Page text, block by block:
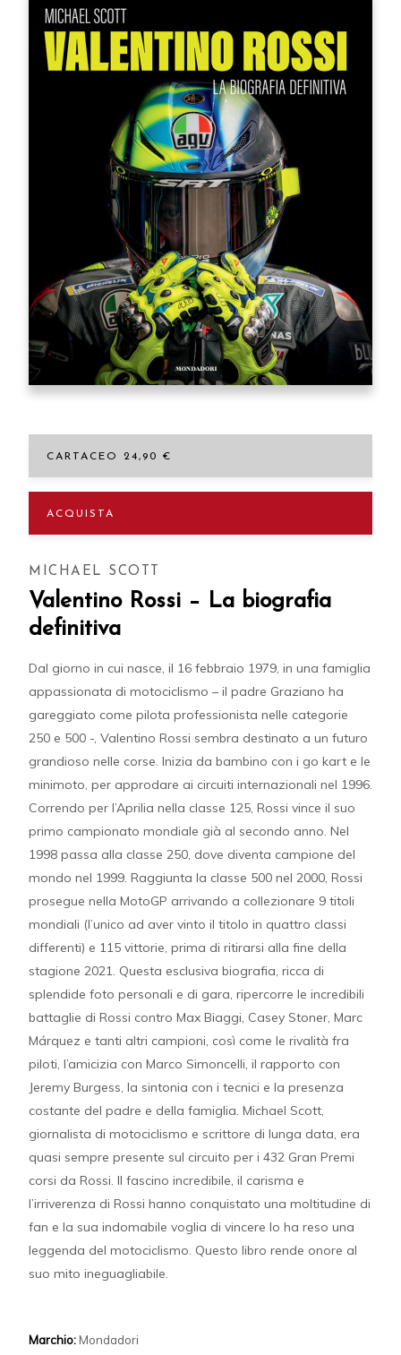
CARTACEO 24,90 €
ACQUISTA
MICHAEL SCOTT
Valentino Rossi – La biografia
definitiva
Dal giorno in cui nasce, il 16 febbraio 1979, in una famiglia
appassionata di motociclismo – il padre Graziano ha
gareggiato come pilota professionista nelle categorie
250 e 500 -, Valentino Rossi sembra destinato a un futuro
grandioso nelle corse. Inizia da bambino con i go kart e le
minimoto, per approdare ai circuiti internazionali nel 1996.
Correndo per l’Aprilia nella classe 125, Rossi vince il suo
primo campionato mondiale già al secondo anno. Nel
1998 passa alla classe 250, dove diventa campione del
mondo nel 1999. Raggiunta la classe 500 nel 2000, Rossi
prosegue nella MotoGP arrivando a collezionare 9 titoli
mondiali (l’unico ad aver vinto il titolo in quattro classi
differenti) e 115 vittorie, prima di ritirarsi alla fine della
stagione 2021. Questa esclusiva biografia, ricca di
splendide foto personali e di gara, ripercorre le incredibili
battaglie di Rossi contro Max Biaggi, Casey Stoner, Marc
Márquez e tanti altri campioni, così come le rivalità fra
piloti, l’amicizia con Marco Simoncelli, il rapporto con
Jeremy Burgess, la sintonia con i tecnici e la presenza
costante del padre e della famiglia. Michael Scott,
giornalista di motociclismo e scrittore di lunga data, era
quasi sempre presente sul circuito per i 432 Gran Premi
corsi da Rossi. Il fascino incredibile, il carisma e
l’irriverenza di Rossi hanno conquistato una moltitudine di
fan e la sua indomabile voglia di vincere lo ha reso una
leggenda del motociclismo. Questo libro rende onore al
suo mito ineguagliabile.
Marchio: Mondadori